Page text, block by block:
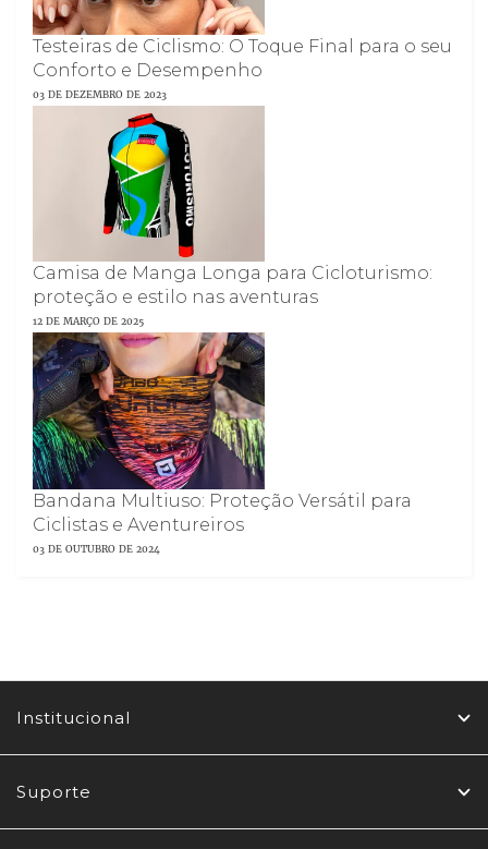
Testeiras de Ciclismo: O Toque Final para o seu
Conforto e Desempenho
03 DE DEZEMBRO DE 2023
Camisa de Manga Longa para Cicloturismo:
proteção e estilo nas aventuras
12 DE MARÇO DE 2025
Bandana Multiuso: Proteção Versátil para
Ciclistas e Aventureiros
03 DE OUTUBRO DE 2024
Institucional
Suporte